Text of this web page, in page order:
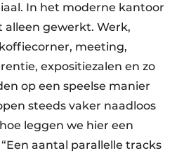
In het moderne kantoor
gewerkt. Werk,
meeting,
expositiezalen en zo
op een speelse manier
steeds vaker naadloos
leggen we hier een
aantal parallelle tracks